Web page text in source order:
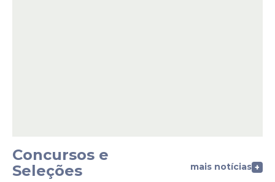
Concursos e
Seleções
mais notícias +